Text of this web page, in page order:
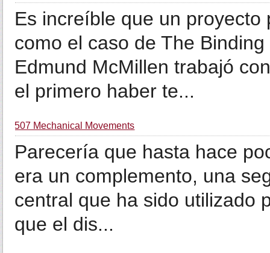
Es increíble que un
como el caso de The
Edmund McMillen trabajó
el primero haber te...
507 Mechanical Movements
Parecería que hasta hace
era un complemento, una
central que ha sido utilizado
que el dis...